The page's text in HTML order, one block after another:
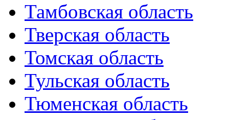
Тамбовская область
Тверская область
Томская область
Тульская область
Тюменская область